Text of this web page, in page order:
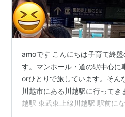
amoです こんにちは子育て終
す。マンホール・道の駅中心に
orひとりで旅しています。そん
川越市にある川越駅に行って
越駅 東武東上線川越駅 駅前に